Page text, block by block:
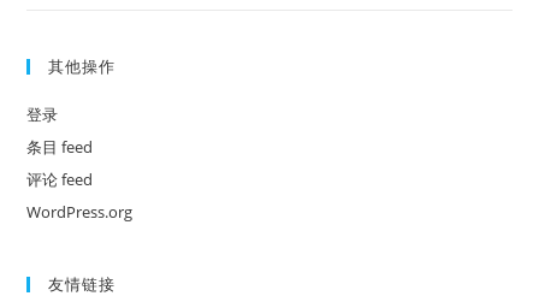
其他操作
登录
条目 feed
评论 feed
WordPress.org
友情链接